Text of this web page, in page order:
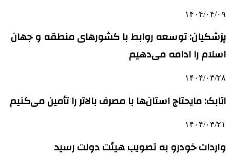
۱۴۰۴/۰۴/۰۹
پزشکیان: توسعه روابط با کشورهای منطقه و جهان
اسلام را ادامه می‌دهیم
۱۴۰۴/۰۳/۲۸
اتابک: مایحتاج استان‌ها با مصرف بالاتر را تأمین می‌کنیم
۱۴۰۴/۰۳/۲۱
واردات خودرو به تصویب هیئت دولت رسید